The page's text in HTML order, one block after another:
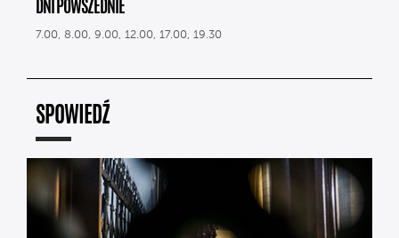
DNI POWSZEDNIE
7.00, 8.00, 9.00, 12.00, 17.00, 19.30
SPOWIEDŹ